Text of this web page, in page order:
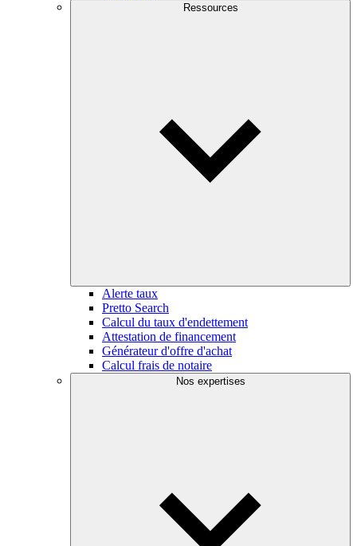
Ressources
Alerte taux
Pretto Search
Calcul du taux d'endettement
Attestation de financement
Générateur d'offre d'achat
Calcul frais de notaire
Nos expertises